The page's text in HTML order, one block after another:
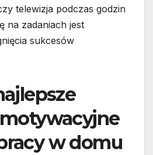
telewizja podczas godzin
na zadaniach jest
sukcesów
w domu